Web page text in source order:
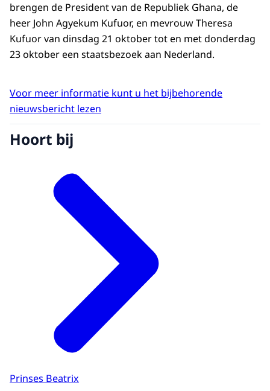
brengen de President van de Republiek Ghana, de
heer John Agyekum Kufuor, en mevrouw Theresa
Kufuor van dinsdag 21 oktober tot en met donderdag
23 oktober een staatsbezoek aan Nederland.
Voor meer informatie kunt u het bijbehorende
nieuwsbericht lezen
Hoort bij
Prinses Beatrix